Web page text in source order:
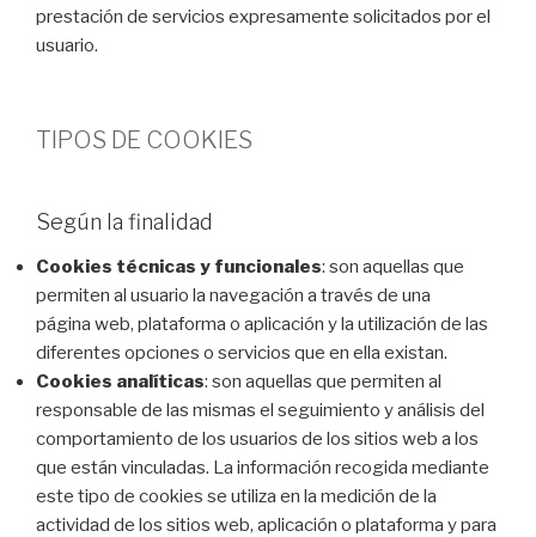
prestación de servicios expresamente solicitados por el
usuario.
TIPOS DE COOKIES
Según la finalidad
Cookies técnicas y funcionales: son aquellas que
permiten al usuario la navegación a través de una
página web, plataforma o aplicación y la utilización de las
diferentes opciones o servicios que en ella existan.
Cookies analíticas: son aquellas que permiten al
responsable de las mismas el seguimiento y análisis del
comportamiento de los usuarios de los sitios web a los
que están vinculadas. La información recogida mediante
este tipo de cookies se utiliza en la medición de la
actividad de los sitios web, aplicación o plataforma y para